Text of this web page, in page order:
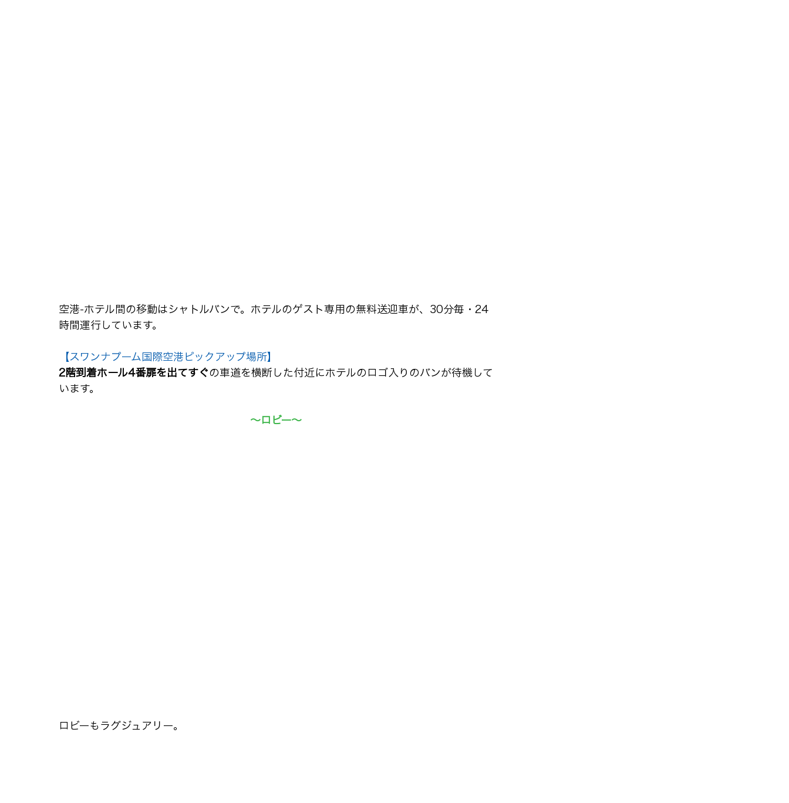
空港-ホテル間の移動はシャトルバンで。ホテルのゲスト専用の無料送迎車が、30分毎・24
時間運行しています。
【スワンナプーム国際空港ピックアップ場所】
2階到着ホール4番扉を出てすぐの車道を横断した付近にホテルのロゴ入りのバンが待機して
います。
〜ロビー〜
ロビーもラグジュアリー。